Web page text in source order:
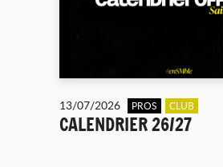
13/07/2026 PROS CLUB
CALENDRIER 26/27